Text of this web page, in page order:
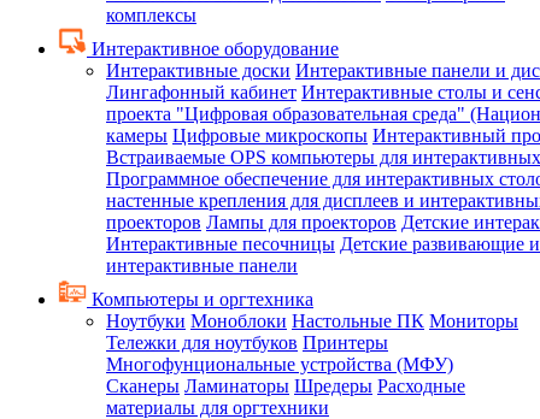
комплексы
Интерактивное оборудование
Интерактивные доски Интерактивные панели и
Лингафонный кабинет Интерактивные столы и
проекта "Цифровая образовательная среда"
камеры Цифровые микроскопы Интерактивный
Встраиваемые OPS компьютеры для
Программное обеспечение для интерактивных
настенные крепления для дисплеев и
проекторов Лампы для проекторов Детские
Интерактивные песочницы Детские развивающие
интерактивные панели
Компьютеры и оргтехника
Ноутбуки Моноблоки Настольные ПК Мониторы
Тележки для ноутбуков Принтеры
Многофунциональные устройства (МФУ)
Сканеры Ламинаторы Шредеры Расходные
материалы для оргтехники